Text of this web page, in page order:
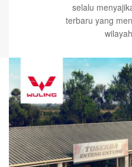
selalu
terbaru yang